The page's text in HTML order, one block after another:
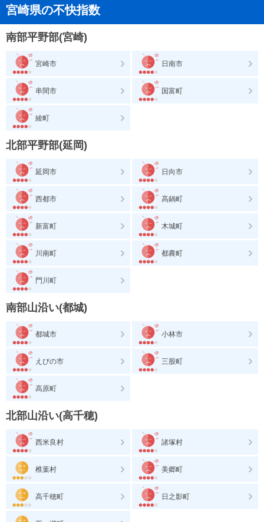
宮崎県の不快指数
南部平野部(宮崎)
宮崎市 日南市
串間市 国富町
綾町
北部平野部(延岡)
延岡市 日向市
西都市 高鍋町
新富町 木城町
川南町 都農町
門川町
南部山沿い(都城)
都城市 小林市
えびの市 三股町
高原町
北部山沿い(高千穂)
西米良村 諸塚村
椎葉村 美郷町
高千穂町 日之影町